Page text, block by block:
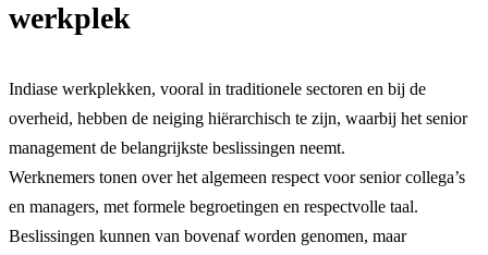
werkplek
Indiase werkplekken, vooral in traditionele sectoren en bij de
overheid, hebben de neiging hiërarchisch te zijn, waarbij het senior
management de belangrijkste beslissingen neemt.
Werknemers tonen over het algemeen respect voor senior collega’s
en managers, met formele begroetingen en respectvolle taal.
Beslissingen kunnen van bovenaf worden genomen, maar